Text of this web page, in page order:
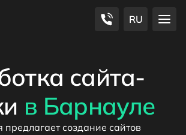
RU
сайта-
в Барнауле
создание сайтов